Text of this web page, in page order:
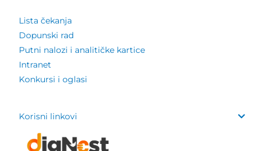
Lista čekanja
Dopunski rad
Putni nalozi i analitičke kartice
Intranet
Konkursi i oglasi
Korisni linkovi